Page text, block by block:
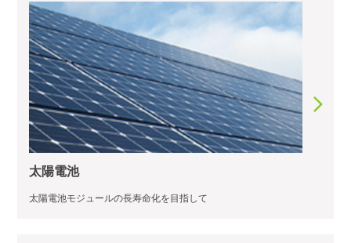
太陽電池
太陽電池モジュールの長寿命化を目指して